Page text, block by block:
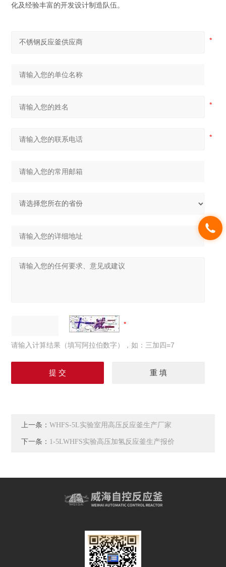
化及经验丰富的开发设计制造队伍。
请输入计算结果（填写阿拉伯数字），如：三加四=7
上一条：WHFS-5L实验室用高压反应釜生产厂家
下一条： 1-5LWHFS实验高压加氢反应釜生产报价